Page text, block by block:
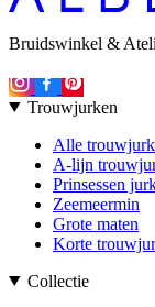
Bruidswinkel &
Trouwjurken
Alle
A-lijn
Prinsessen
Zeemeermin
Grote maten
Korte
Collectie